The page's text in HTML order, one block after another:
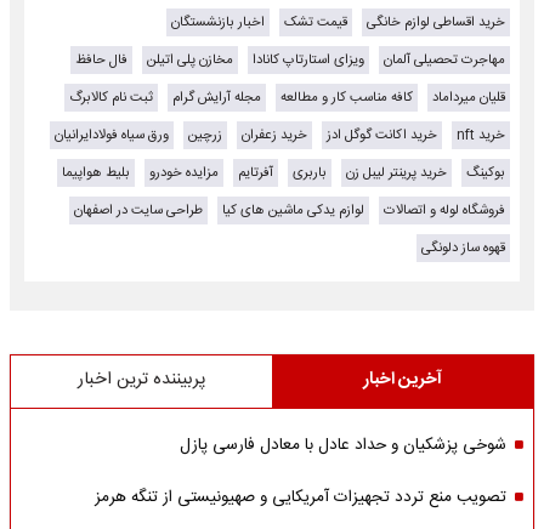
خرید اقساطی لوازم خانگی قیمت تشک
اخبار بازنشستگان
مهاجرت تحصیلی آلمان
ویزای استارتاپ کانادا مخازن پلی اتیلن
فال حافظ
قلیان میرداماد
کافه مناسب کار و مطالعه مجله آرایش گرام
ثبت نام کالابرگ
خرید nft
خرید اکانت گوگل ادز خرید زعفران زرچین
ورق سیاه فولادایرانیان
بوکینگ
خرید پرینتر لیبل زن باربری آفرتایم مزایده خودرو
بلیط هواپیما
فروشگاه لوله و اتصالات
لوازم یدکی ماشین های کیا
طراحی سایت در اصفهان
قهوه ساز دلونگی
آخرین اخبار پربیننده ترین اخبار
شوخی پزشکیان و حداد عادل با معادل فارسی پازل
تصویب منع تردد تجهیزات آمریکایی و صهیونیستی از تنگه هرمز